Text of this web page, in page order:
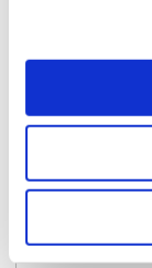
Mittwoch
Freitag